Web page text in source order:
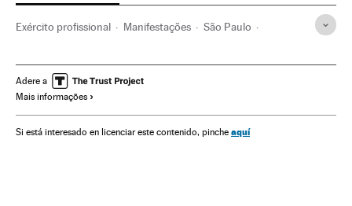
Exército profissional Manifestações São Paulo
Mal-estar social Brasil América do Sul
América
Willian Pina Botelho
Adere a
Mais informações
Si está interesado en licenciar este contenido, pinche aquí